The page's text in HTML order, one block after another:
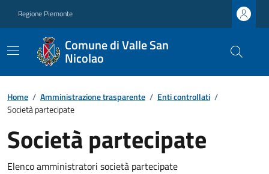
Regione Piemonte
Comune di Valle San
Nicolao
Home / Amministrazione trasparente / Enti controllati /
Società partecipate
Società partecipate
Elenco amministratori società partecipate